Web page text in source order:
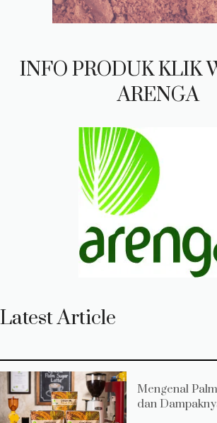
INFO PRODUK KLIK
ARENGA
Latest Article
Mengenal
dan